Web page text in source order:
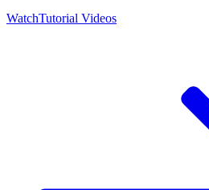
WatchTutorial Videos